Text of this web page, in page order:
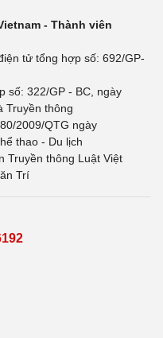
- Thành viên
tử tổng hợp số: 692/GP-
số: 322/GP - BC, ngày
Truyền thông
2009/QTG ngày
thao - Du lịch
Truyền thông Luật Việt
Trí